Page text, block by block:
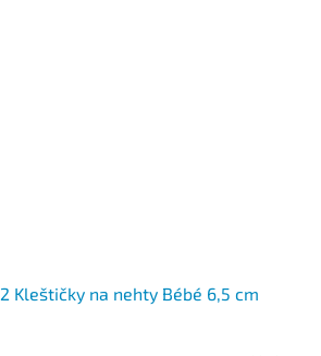
Kleštičky na nehty Bébé 6,5 cm